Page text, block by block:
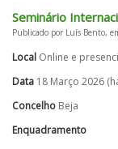
Seminário
Publicado por Luís Bento,
Local Online e
Data 18 Março 2026
Concelho Beja
Enquadramento